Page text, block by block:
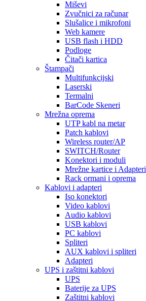
Miševi
Zvučnici za računar
Slušalice i mikrofoni
Web kamere
USB flash i HDD
Podloge
Čitači kartica
Štampači
Multifunkcijski
Laserski
Termalni
BarCode Skeneri
Mrežna oprema
UTP kabl na metar
Patch kablovi
Wireless router/AP
SWITCH/Router
Konektori i moduli
Mrežne kartice i Adapteri
Rack ormani i oprema
Kablovi i adapteri
Iso konektori
Video kablovi
Audio kablovi
USB kablovi
PC kablovi
Spliteri
AUX kablovi i spliteri
Adapteri
UPS i zaštitni kablovi
UPS
Baterije za UPS
Zaštitni kablovi